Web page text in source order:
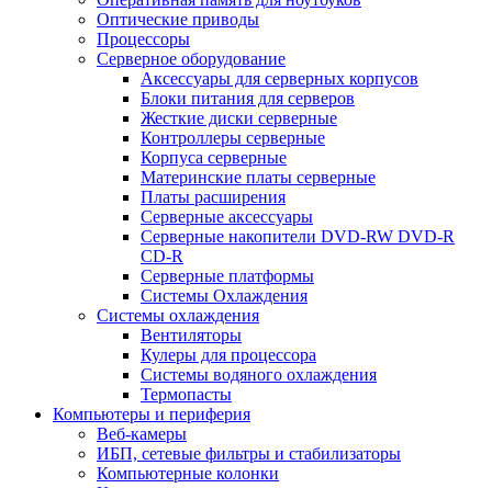
Оптические приводы
Процессоры
Серверное оборудование
Аксессуары для серверных корпусов
Блоки питания для серверов
Жесткие диски серверные
Контроллеры серверные
Корпуса серверные
Материнские платы серверные
Платы расширения
Серверные аксессуары
Серверные накопители DVD-RW DVD-R
CD-R
Серверные платформы
Системы Охлаждения
Системы охлаждения
Вентиляторы
Кулеры для процессора
Системы водяного охлаждения
Термопасты
Компьютеры и периферия
Веб-камеры
ИБП, сетевые фильтры и стабилизаторы
Компьютерные колонки